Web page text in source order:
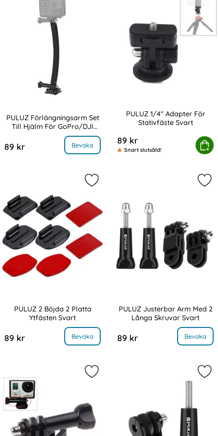
PULUZ Förlängningsarm Set
Till Hjälm För GoPro/DJI
89 kr Bevaka
Förlängningsarm Set Till Hjälm För GoPro/DJI Svart
PULUZ 1/4" Adapter För
Stativfäste Svart
89 kr
Snart slutsåld!
Köp
PULUZ 1/4" Adapter
PULUZ 2 Böjda 2 Platta
Ytfästen Svart
89 kr Bevaka
, PULUZ 2 Böjda 2 Platta Ytfästen Svart
Markera pULUZ
PULUZ Justerbar Arm Med 2
Långa Skruvar Svart
89 kr Bevaka
, PULUZ Justerbar Arm Med 2
Markera pULUZ 360° Justerbart